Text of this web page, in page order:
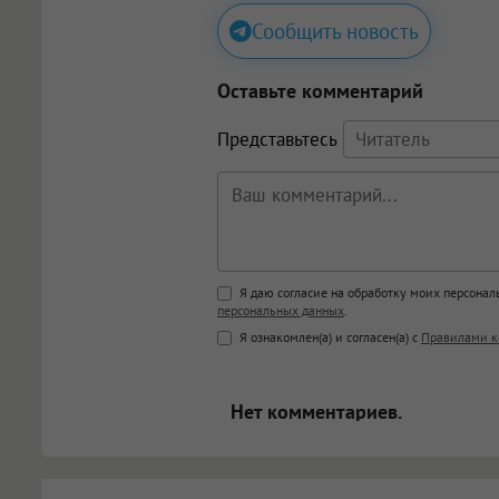
Сообщить новость
Оставьте комментарий
Представьтесь
Поддержка HTML
<b>, <strong>, <u>, <i>, <em>,
<blockquote>, <code>
Я даю согласие на обработку моих
персональных данных.
Я ознакомлен(а) и согласен(а) с Правилами
Нет комментариев.